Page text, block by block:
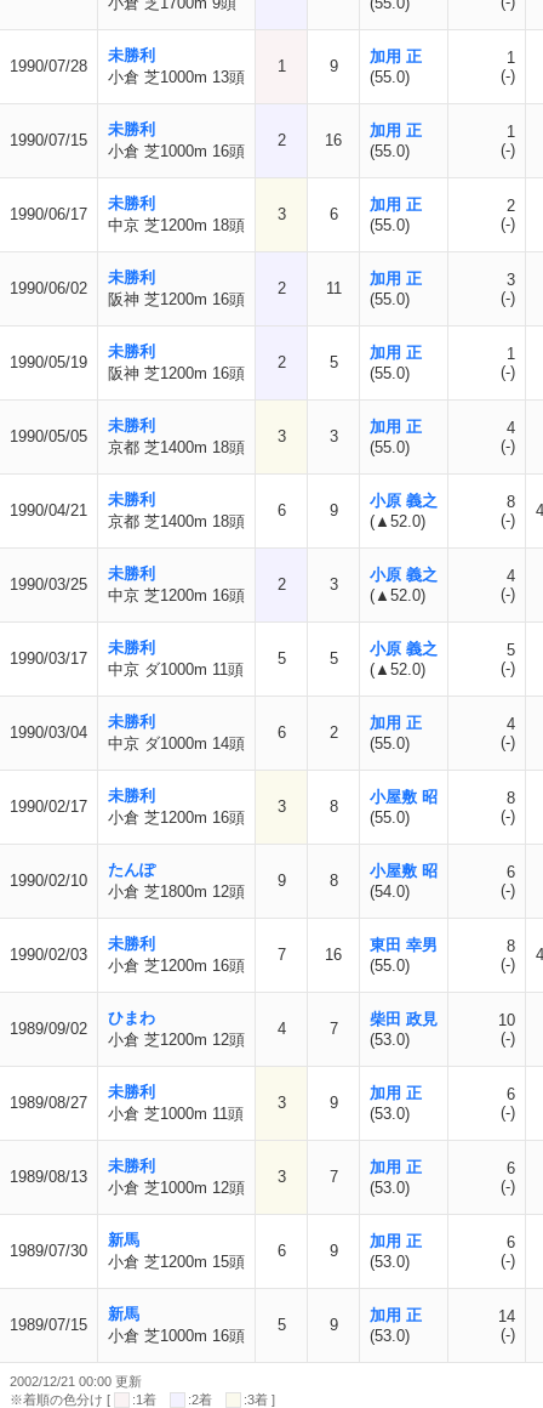
1990/07/28
未勝利
小倉 芝1000m 13頭
1 9
加用 正
(55.0)
1
(-)
1990/07/15
未勝利
小倉 芝1000m 16頭
2 16
加用 正
(55.0)
1
(-)
1990/06/17
未勝利
中京 芝1200m 18頭
3 6
加用 正
(55.0)
2
(-)
1990/06/02
未勝利
阪神 芝1200m 16頭
2 11
加用 正
(55.0)
3
(-)
1990/05/19
未勝利
阪神 芝1200m 16頭
2 5
加用 正
(55.0)
1
(-)
1990/05/05
未勝利
京都 芝1400m 18頭
3 3
加用 正
(55.0)
4
(-)
1990/04/21
未勝利
京都 芝1400m 18頭
6 9
小原 義之
(▲52.0)
8
(-)
1990/03/25
未勝利
中京 芝1200m 16頭
2 3
小原 義之
(▲52.0)
4
(-)
1990/03/17
未勝利
中京 ダ1000m 11頭
5 5
小原 義之
(▲52.0)
5
(-)
1990/03/04
未勝利
中京 ダ1000m 14頭
6 2
加用 正
(55.0)
4
(-)
1990/02/17
未勝利
小倉 芝1200m 16頭
3 8
小屋敷 昭
(55.0)
8
(-)
1990/02/10
たんぽ
小倉 芝1800m 12頭
9 8
小屋敷 昭
(54.0)
6
(-)
1990/02/03
未勝利
小倉 芝1200m 16頭
7 16
東田 幸男
(55.0)
8
(-)
1989/09/02
ひまわ
小倉 芝1200m 12頭
4 7
柴田 政見
(53.0)
10
(-)
1989/08/27
未勝利
小倉 芝1000m 11頭
3 9
加用 正
(53.0)
6
(-)
1989/08/13
未勝利
小倉 芝1000m 12頭
3 7
加用 正
(53.0)
6
(-)
1989/07/30
新馬
小倉 芝1200m 15頭
6 9
加用 正
(53.0)
6
(-)
1989/07/15
新馬
小倉 芝1000m 16頭
5 9
加用 正
(53.0)
14
(-)
2002/12/21 00:00 更新
※着順の色分け [
:1着 :2着
:3着 ]